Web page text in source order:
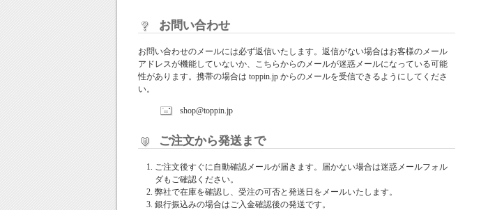
お問い合わせ
お問い合わせのメールには必ず返信いたします。返信がない場合はお客様のメール
アドレスが機能していないか、こちらからのメールが迷惑メールになっている可能
性があります。携帯の場合は toppin.jp からのメールを受信できるようにしてくださ
い。
shop@toppin.jp
ご注文から発送まで
ご注文後すぐに自動確認メールが届きます。届かない場合は迷惑メールフォル
ダもご確認ください。
弊社で在庫を確認し、受注の可否と発送日をメールいたします。
銀行振込みの場合はご入金確認後の発送です。